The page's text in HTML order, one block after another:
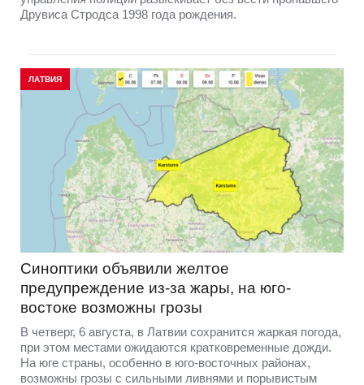
Друвиса Стродса 1998 года рождения.
ЛАТВИЯ
Синоптики объявили желтое
предупреждение из-за жары, на юго-
востоке возможны грозы
В четверг, 6 августа, в Латвии сохранится жаркая погода,
при этом местами ожидаются кратковременные дожди.
На юге страны, особенно в юго-восточных районах,
возможны грозы с сильными ливнями и порывистым